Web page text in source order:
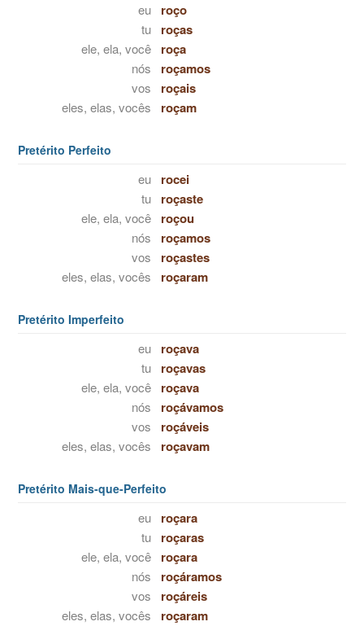
eu roço
tu roças
ele, ela, você roça
nós roçamos
vos roçais
eles, elas, vocês roçam
Pretérito Perfeito
eu rocei
tu roçaste
ele, ela, você roçou
nós roçamos
vos roçastes
eles, elas, vocês roçaram
Pretérito Imperfeito
eu roçava
tu roçavas
ele, ela, você roçava
nós roçávamos
vos roçáveis
eles, elas, vocês roçavam
Pretérito Mais-que-Perfeito
eu roçara
tu roçaras
ele, ela, você roçara
nós roçáramos
vos roçáreis
eles, elas, vocês roçaram